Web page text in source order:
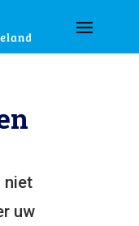
niet
uw